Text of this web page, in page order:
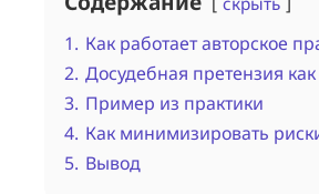
1. Как работает авторское
2. Досудебная претензия
3. Пример из практики
4. Как минимизировать
5. Вывод